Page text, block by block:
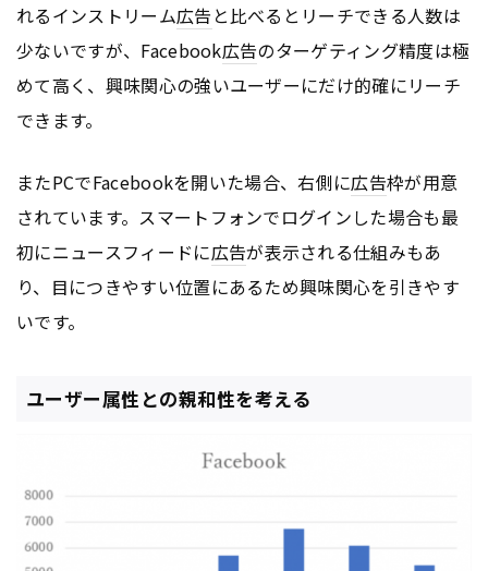
れるインストリーム広告 と比べるとリーチできる人数は
少ないですが、Facebook広告のターゲティング精度は極
めて高く、興味関心の強いユーザーにだけ的確にリーチ
できます。
またPCでFacebookを開いた場合、右側に広告枠が用意
されています。スマートフォンでログインした場合も最
初にニュースフィードに広告が表示される仕組みもあ
り、目につきやすい位置にあるため興味関心を引きやす
いです。
ユーザー属性との親和性を考える